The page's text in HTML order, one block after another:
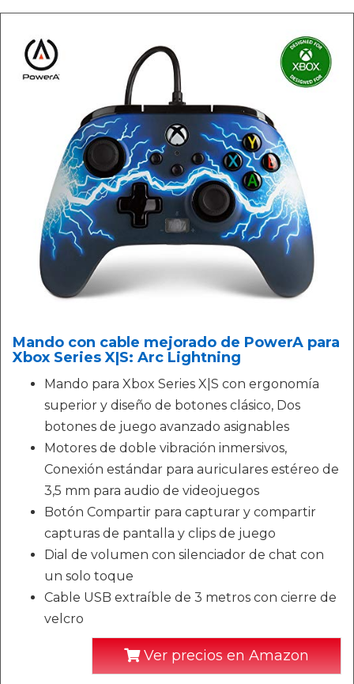
Mando con cable mejorado de PowerA para
Xbox Series X|S: Arc Lightning
Mando para Xbox Series X|S con ergonomía
superior y diseño de botones clásico, Dos
botones de juego avanzado asignables
Motores de doble vibración inmersivos,
Conexión estándar para auriculares estéreo de
3,5 mm para audio de videojuegos
Botón Compartir para capturar y compartir
capturas de pantalla y clips de juego
Dial de volumen con silenciador de chat con
un solo toque
Cable USB extraíble de 3 metros con cierre de
velcro
Ver precios en Amazon